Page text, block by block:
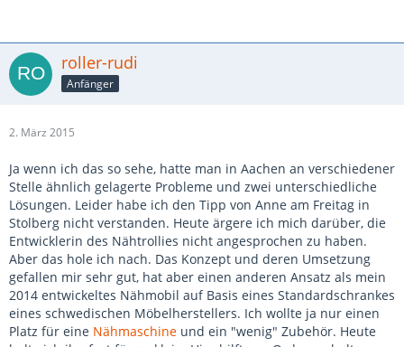
roller-rudi
Anfänger
2. März 2015
Ja wenn ich das so sehe, hatte man in Aachen an verschiedener
Stelle ähnlich gelagerte Probleme und zwei unterschiedliche
Lösungen. Leider habe ich den Tipp von Anne am Freitag in
Stolberg nicht verstanden. Heute ärgere ich mich darüber, die
Entwicklerin des Nähtrollies nicht angesprochen zu haben.
Aber das hole ich nach. Das Konzept und deren Umsetzung
gefallen mir sehr gut, hat aber einen anderen Ansatz als mein
2014 entwickeltes Nähmobil auf Basis eines Standardschrankes
eines schwedischen Möbelherstellers. Ich wollte ja nur einen
Platz für eine Nähmaschine und ein "wenig" Zubehör. Heute